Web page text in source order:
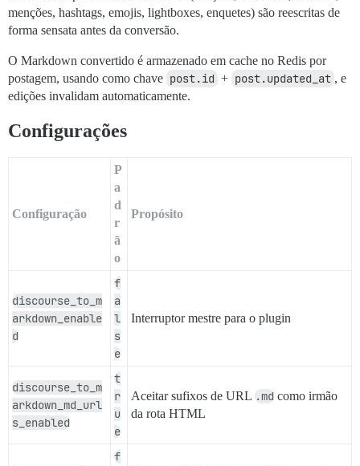
menções, hashtags, emojis, lightboxes, enquetes) são reescritas de
forma sensata antes da conversão.
O Markdown convertido é armazenado em cache no Redis por
postagem, usando como chave post.id + post.updated_at , e
edições invalidam automaticamente.
Configurações
Configuração
P
a
d
r
ã
o
Propósito
discourse_to_m
arkdown_enable
d
f
a
l
s
e
Interruptor mestre para o plugin
discourse_to_m
arkdown_md_url
s_enabled
t
r
u
e
Aceitar sufixos de URL .md como irmão
da rota HTML
f